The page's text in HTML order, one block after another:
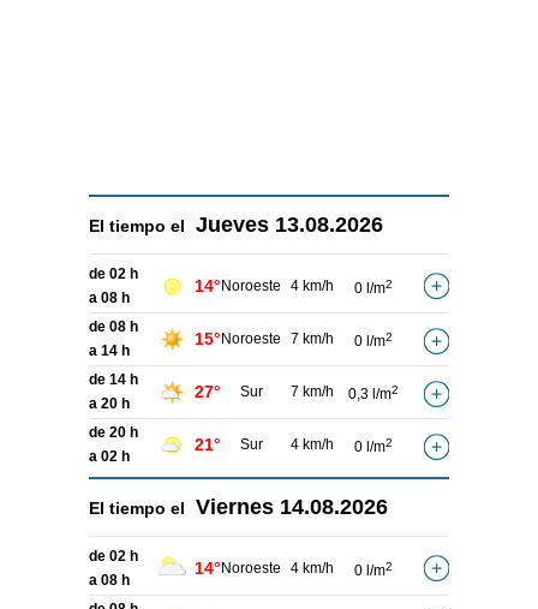
El tiempo el Jueves 13.08.2026
de 02 h
a 08 h
14° Noroeste 4 km/h 0 l/m2
de 08 h
a 14 h
15° Noroeste 7 km/h 0 l/m2
de 14 h
a 20 h
27° Sur 7 km/h 0,3 l/m2
de 20 h
a 02 h
21° Sur 4 km/h 0 l/m2
El tiempo el Viernes 14.08.2026
de 02 h
a 08 h
14° Noroeste 4 km/h 0 l/m2